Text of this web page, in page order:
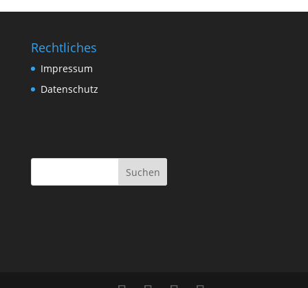
Rechtliches
Impressum
Datenschutz